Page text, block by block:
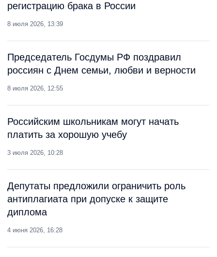
регистрацию брака в России
8 июля 2026, 13:39
Председатель Госдумы РФ поздравил
россиян с Днем семьи, любви и верности
8 июля 2026, 12:55
Российским школьникам могут начать
платить за хорошую учебу
3 июля 2026, 10:28
Депутаты предложили ограничить роль
антиплагиата при допуске к защите
диплома
4 июня 2026, 16:28